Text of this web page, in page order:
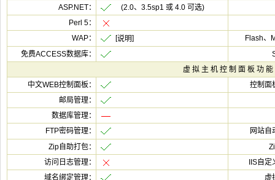
(2.0、3.5sp1 或 4.0 可选)
[